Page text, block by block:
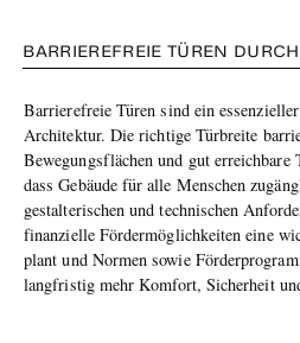
BARRIEREFREIE TÜREN
Barrierefreie Türen sind ein
Architektur. Die richtige Türbreite
Bewegungsflächen und gut erreichbare
dass Gebäude für alle Menschen
gestalterischen und technischen
finanzielle Fördermöglichkeiten eine
plant und Normen sowie
langfristig mehr Komfort, Sicherheit